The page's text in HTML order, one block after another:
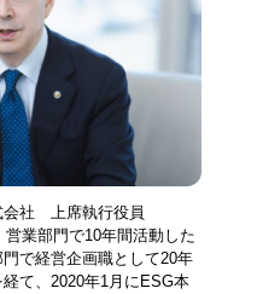
会社 上席執行役員
業部門で10年間活動した
で経営企画職として20年
て、2020年1月にESG本